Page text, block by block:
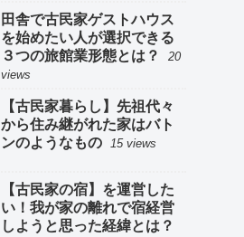
田舎で古民家ゲストハウス
を始めたい人が選択できる
３つの旅館業形態とは？
20
views
【古民家暮らし】先祖代々
から住み継がれた家はバト
ンのようなもの 15 views
【古民家の宿】を運営した
い！我が家の離れで宿経営
しようと思った経緯とは？